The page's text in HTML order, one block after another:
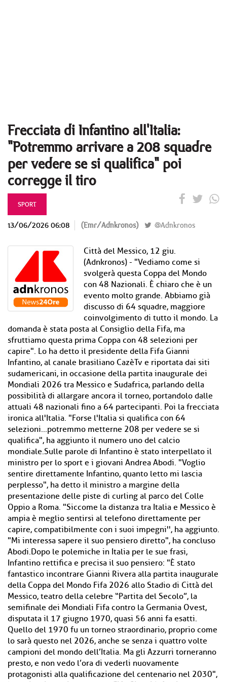
Frecciata di Infantino all'Italia:
"Potremmo arrivare a 208 squadre
per vedere se si qualifica" poi
corregge il tiro
SPORT
13/06/2026 06:08 (Emr/Adnkronos) @Adnkronos
Città del Messico, 12 giu.
(Adnkronos) - "Vediamo come si
svolgerà questa Coppa del Mondo
con 48 Nazionali. È chiaro che è un
evento molto grande. Abbiamo già
discusso di 64 squadre, maggiore
coinvolgimento di tutto il mondo. La
domanda è stata posta al Consiglio della Fifa, ma
sfruttiamo questa prima Coppa con 48 selezioni per
capire". Lo ha detto il presidente della Fifa Gianni
Infantino, al canale brasiliano CazèTv e riportata dai siti
sudamericani, in occasione della partita inaugurale dei
Mondiali 2026 tra Messico e Sudafrica, parlando della
possibilità di allargare ancora il torneo, portandolo dalle
attuali 48 nazionali fino a 64 partecipanti. Poi la frecciata
ironica all'Italia. "Forse l'Italia si qualifica con 64
selezioni...potremmo metterne 208 per vedere se si
qualifica", ha aggiunto il numero uno del calcio
mondiale.Sulle parole di Infantino è stato interpellato il
ministro per lo sport e i giovani Andrea Abodi. "Voglio
sentire direttamente Infantino, quanto letto mi lascia
perplesso", ha detto il ministro a margine della
presentazione delle piste di curling al parco del Colle
Oppio a Roma. "Siccome la distanza tra Italia e Messico è
ampia è meglio sentirsi al telefono direttamente per
capire, compatibilmente con i suoi impegni'', ha aggiunto.
"Mi interessa sapere il suo pensiero diretto", ha concluso
Abodi.Dopo le polemiche in Italia per le sue frasi,
Infantino rettifica e precisa il suo pensiero: "È stato
fantastico incontrare Gianni Rivera alla partita inaugurale
della Coppa del Mondo Fifa 2026 allo Stadio di Città del
Messico, teatro della celebre “Partita del Secolo”, la
semifinale dei Mondiali Fifa contro la Germania Ovest,
disputata il 17 giugno 1970, quasi 56 anni fa esatti.
Quello del 1970 fu un torneo straordinario, proprio come
lo sarà questo nel 2026, anche se senza i quattro volte
campioni del mondo dell’Italia. Ma gli Azzurri torneranno
presto, e non vedo l’ora di vederli nuovamente
protagonisti alla qualificazione del centenario nel 2030",